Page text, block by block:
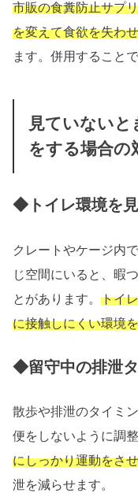
市販の食糞防止サプ
を変えて食欲を失わ
ます。併用すること
見ていないと
をする場合の
◆トイレ環境を
クレートやケージ内
じ空間にいると、暇
とがあります。トイ
に接触しにくい環境
◆留守中の排泄
散歩や排泄のタイミ
便をしないように調
にしっかり運動をさ
泄を減らせます。